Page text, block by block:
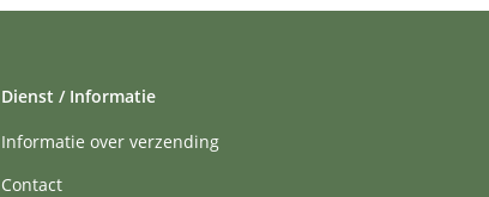
Dienst / Informatie
Informatie over verzending
Contact